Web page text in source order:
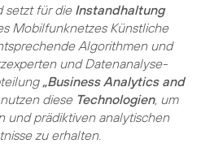
setzt für die Instandhaltung
Mobilfunknetzes Künstliche
Algorithmen und
und Datenanalyse-
„Business Analytics and
diese Technologien, um
und prädiktiven analytischen
zu erhalten.